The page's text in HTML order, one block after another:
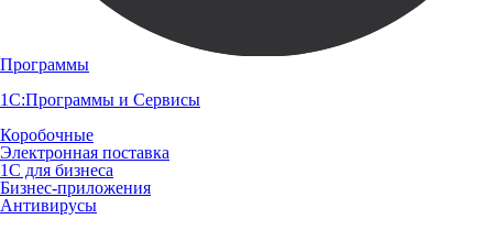
Программы
1С:Программы и Сервисы
Коробочные
Электронная поставка
1С для бизнеса
Бизнес-приложения
Антивирусы